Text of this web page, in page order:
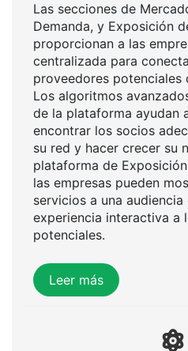
Las secciones de
Demanda, y Exposición
proporcionan a las
centralizada para
proveedores potenciales
Los algoritmos
de la plataforma ayudan
encontrar los socios
su red y hacer crecer su
plataforma de
las empresas pueden
servicios a una
experiencia interactiva a
potenciales.
Leer más